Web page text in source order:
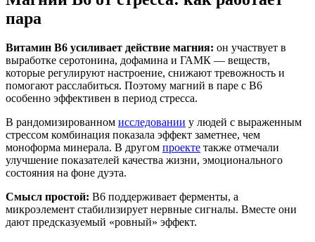
пара
Витамин B6 усиливает действие магния: он участвует в
выработке серотонина, дофамина и ГАМК — веществ,
которые регулируют настроение, снижают тревожность и
помогают расслабиться. Поэтому магний в паре с B6
особенно эффективен в период стресса.
В рандомизированном исследовании у людей с выраженным
стрессом комбинация показала эффект заметнее, чем
моноформа минерала. В другом проекте также отмечали
улучшение показателей качества жизни, эмоционального
состояния на фоне дуэта.
Смысл простой: B6 поддерживает ферменты, а
микроэлемент стабилизирует нервные сигналы. Вместе они
дают предсказуемый «ровный» эффект.